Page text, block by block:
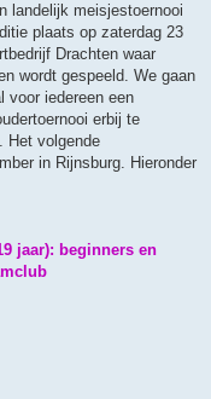
landelijk meisjestoernooi
plaats op zaterdag 23
Drachten waar
wordt gespeeld. We gaan
voor iedereen een
erbij te
Het volgende
in Rijnsburg. Hieronder
jaar): beginners en